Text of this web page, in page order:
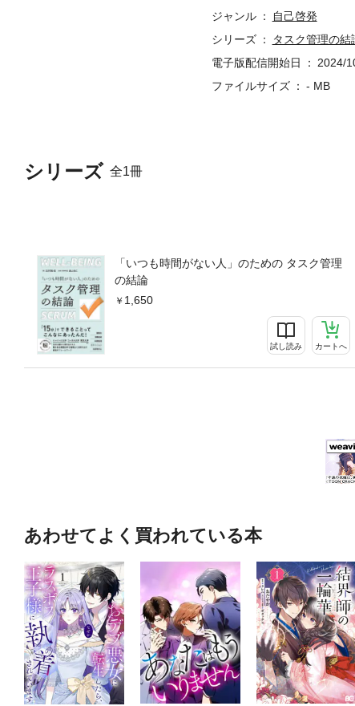
シリーズ 全1冊
「いつも時間がない人」のための タスク管理
の結論
1,650
試し読み カートへ
ンニング」などの方法を掛
書籍など50以上の文献に基
と嘆くことはありません。
ジャンル
自己啓発
シリーズ
タスク管理の結
電子版配信開始日
2024/
ファイルサイズ
- MB
あわせてよく買われている本